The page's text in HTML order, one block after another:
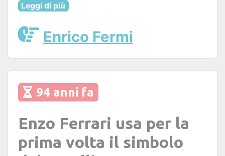
Leggi di più
Enrico Fermi
94 anni fa
Enzo Ferrari usa per la
prima volta il simbolo